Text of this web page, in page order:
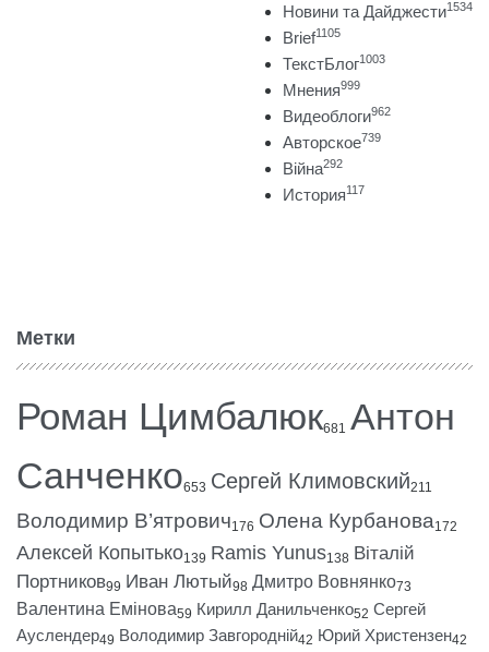
Новини та Дайджести1534
Brief1105
ТекстБлог1003
Мнения999
Видеоблоги962
Авторское739
Війна292
История117
Метки
Роман Цимбалюк681 Антон
Санченко653 Сергей Климовский211
Володимир В’ятрович176 Олена Курбанова172
Алексей Копытько139 Ramis Yunus138 Віталій
Портников99 Иван Лютый98 Дмитро Вовнянко73
Валентина Емінова59 Кирилл Данильченко52 Сергей
Ауслендер49 Володимир Завгородній42 Юрий Христензен42